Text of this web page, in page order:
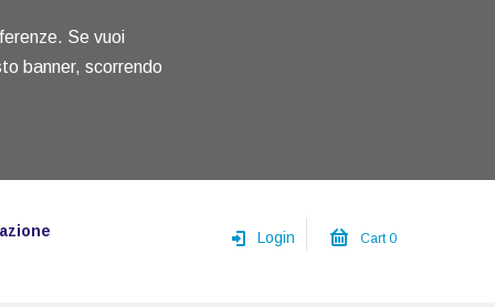
Se vuoi
banner, scorrendo
Cart0
Login